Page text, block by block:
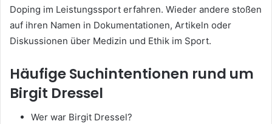
Doping im Leistungssport erfahren. Wieder andere stoßen
auf ihren Namen in Dokumentationen, Artikeln oder
Diskussionen über Medizin und Ethik im Sport.
Häufige Suchintentionen rund um
Birgit Dressel
Wer war Birgit Dressel?